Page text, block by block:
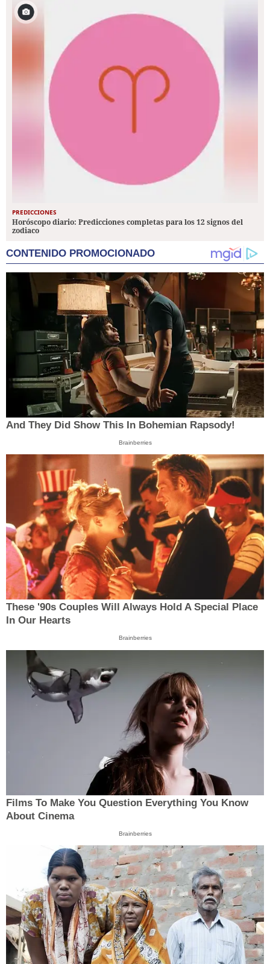
PREDICCIONES
Horóscopo diario: Predicciones completas para los 12 signos del
zodiaco
CONTENIDO PROMOCIONADO
And They Did Show This In Bohemian Rapsody!
Brainberries
These '90s Couples Will Always Hold A Special Place
In Our Hearts
Brainberries
Films To Make You Question Everything You Know
About Cinema
Brainberries